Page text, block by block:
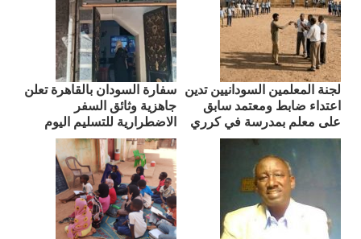
لجنة المعلمين السودانيين تدين
اعتداء ضابط ومعتمد سابق
على معلم بمدرسة في كرري
سفارة السودان بالقاهرة تعلن
جاهزية وثائق السفر
الاضطرارية للتسليم اليوم